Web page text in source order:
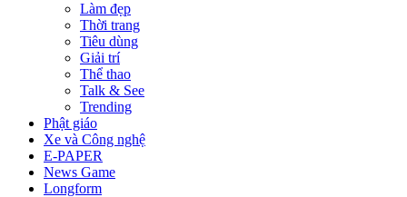
Làm đẹp
Thời trang
Tiêu dùng
Giải trí
Thể thao
Talk & See
Trending
Phật giáo
Xe và Công nghệ
E-PAPER
News Game
Longform